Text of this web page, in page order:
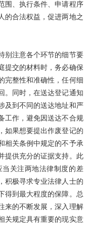
围、执行条件、申请程序
的合法权益，促进两地之
别注意各个环节的细节要
提交的材料时，务必确保
完整性和准确性，任何细
。同时，在送达登记通知
及到不同的送达地址和严
工作，避免因送达不合规
如果想要提出作废登记的
相关条例中规定的不予承
提供充分的证据支持。此
关注两地法律制度的差
积极寻求专业法律人士的
得到最大程度的保障。总
来的不断发展，深入理解
关规定具有重要的现实意